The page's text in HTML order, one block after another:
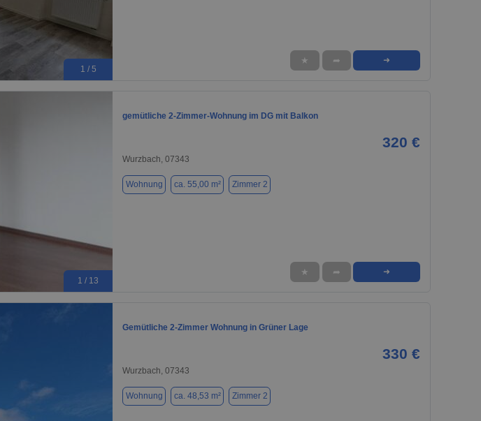
1 / 5
★ ➦ ➜
1 / 13
gemütliche 2-Zimmer-Wohnung im DG mit Balkon
320 €
Wurzbach, 07343
Wohnung ca. 55,00 m² Zimmer 2
★ ➦ ➜
Gemütliche 2-Zimmer Wohnung in Grüner Lage
330 €
Wurzbach, 07343
Wohnung ca. 48,53 m² Zimmer 2